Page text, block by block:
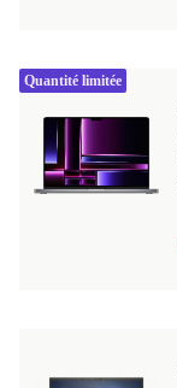
Quantité limitée